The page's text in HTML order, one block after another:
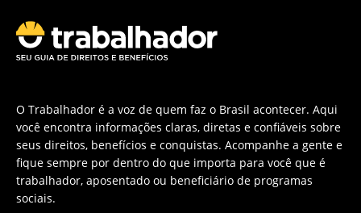
O Trabalhador é a voz de quem faz o Brasil acontecer. Aqui
você encontra informações claras, diretas e confiáveis sobre
seus direitos, benefícios e conquistas. Acompanhe a gente e
fique sempre por dentro do que importa para você que é
trabalhador, aposentado ou beneficiário de programas
sociais.